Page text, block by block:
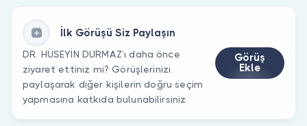
İlk Görüşü Siz Paylaşın
DR. HÜSEYİN DURMAZ’ı daha önce
ziyaret ettiniz mi? Görüşlerinizi
paylaşarak diğer kişilerin doğru seçim
yapmasına katkıda bulunabilirsiniz.
Görüş
Ekle